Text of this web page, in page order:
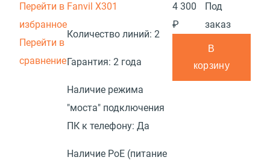
Перейти в
избранное
Перейти в
сравнение
Fanvil X301
Количество линий: 2
Гарантия: 2 года
Наличие режима
"моста" подключения
ПК к телефону: Да
Наличие PoE (питание
4 300
₽
Под
заказ
В
корзину